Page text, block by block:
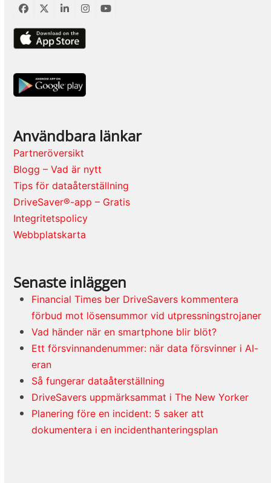
Facebook
TwitterLinkedInInstagram
YouTube
Användbara länkar
Partneröversikt
Blogg – Vad är nytt
Tips för dataåterställning
DriveSaver®-app – Gratis
Integritetspolicy
Webbplatskarta
Senaste inläggen
Financial Times ber DriveSavers kommentera
förbud mot lösensummor vid utpressningstrojaner
Vad händer när en smartphone blir blöt?
Ett försvinnandenummer: när data försvinner i AI-
eran
Så fungerar dataåterställning
DriveSavers uppmärksammat i The New Yorker
Planering före en incident: 5 saker att
dokumentera i en incidenthanteringsplan